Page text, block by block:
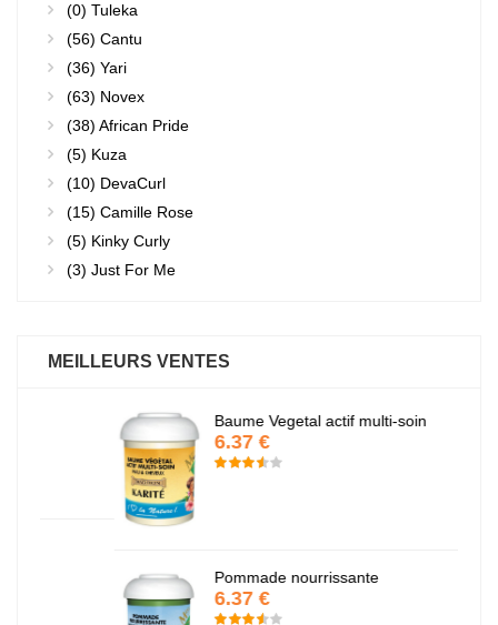
(0) Tuleka
(56) Cantu
(36) Yari
(63) Novex
(38) African Pride
(5) Kuza
(10) DevaCurl
(15) Camille Rose
(5) Kinky Curly
(3) Just For Me
MEILLEURS VENTES
Baume Vegetal actif multi-soin
6.37 €
Pommade nourrissante
6.37 €